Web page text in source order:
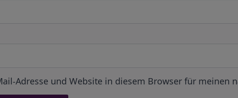
Adresse und Website in diesem Browser für meinen